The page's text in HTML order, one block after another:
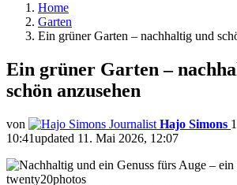
Home
Garten
Ein grüner Garten – nachhaltig und
Ein grüner Garten –
schön anzusehen
von Hajo Simons
10:41updated 11. Mai 2026, 12:07